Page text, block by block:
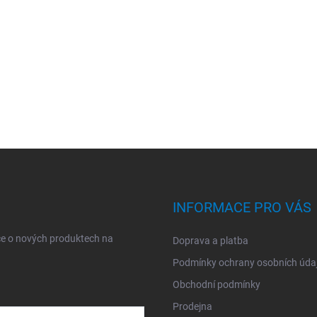
o nových produktech na
INFORMACE PRO VÁS
Doprava a platba
Podmínky ochrany osobních
Obchodní podmínky
Prodejna